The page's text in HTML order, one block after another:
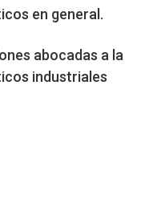
en general.
abocadas a la
industriales